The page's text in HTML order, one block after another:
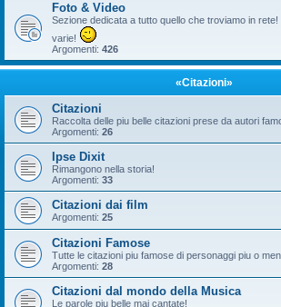
Foto & Video
Sezione dedicata a tutto quello che troviamo in
varie!
Argomenti: 426
«Citazioni»
Citazioni
Raccolta delle piu belle citazioni prese da autori
Argomenti: 26
Ipse Dixit
Rimangono nella storia!
Argomenti: 33
Citazioni dai film
Argomenti: 25
Citazioni Famose
Tutte le citazioni piu famose di personaggi piu o
Argomenti: 28
Citazioni dal mondo della Musica
Le parole piu belle mai cantate!